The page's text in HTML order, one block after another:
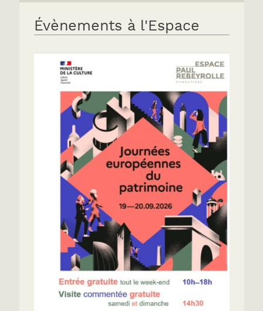
Évènements à l'Espace